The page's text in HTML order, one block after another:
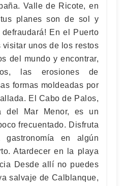
Valle de Ricote, en
planes son de sol y
defraudará! En el Puerto
visitar unos de los restos
del mundo y encontrar,
las erosiones de
formas moldeadas por
El Cabo de Palos,
del Mar Menor, es un
frecuentado. Disfruta
en algún
Atardecer en la playa
Desde allí no puedes
salvaje de Calblanque,